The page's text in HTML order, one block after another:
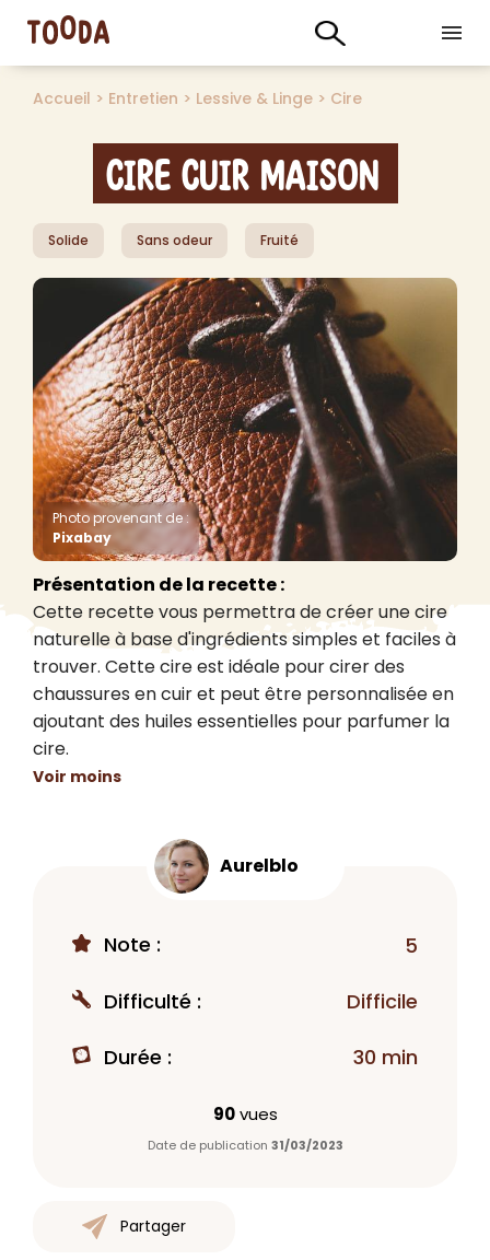
Accueil > Entretien > Lessive & Linge > Cire
Cire cuir maison
Solide Sans odeur Fruité
Photo provenant de :
Pixabay
Présentation de la recette :
Cette recette vous permettra de créer une cire
naturelle à base d'ingrédients simples et faciles à
trouver. Cette cire est idéale pour cirer des
chaussures en cuir et peut être personnalisée en
ajoutant des huiles essentielles pour parfumer la
cire.
Voir moins
Aurelblo
Note : 5
Difficulté : Difficile
Durée : 30 min
90vues
Date de publication 31/03/2023
Partager